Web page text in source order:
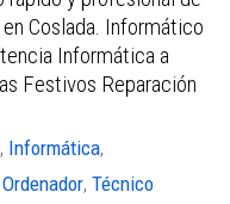
Coslada. Informático
Informática a
Festivos Reparación
, Informática,
, Técnico